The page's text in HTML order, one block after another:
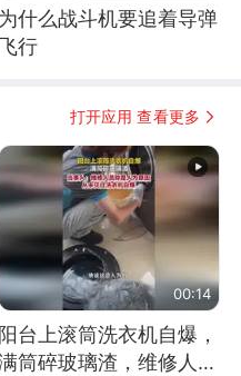
为什么战斗机要追着导弹
行
打开应用 查看更多
00:14
阳台上滚筒洗衣机自爆，
筒碎玻璃渣，维修人员